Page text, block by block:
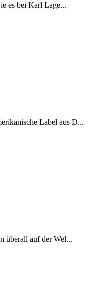
es bei Karl Lage...
Label aus D...
überall auf der Wel...